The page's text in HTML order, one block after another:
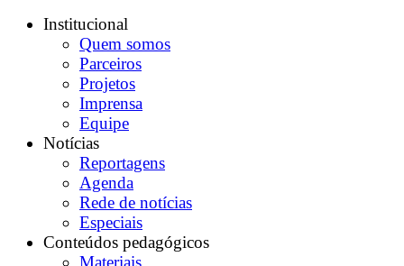
Institucional
Quem somos
Parceiros
Projetos
Imprensa
Equipe
Notícias
Reportagens
Agenda
Rede de notícias
Especiais
Conteúdos pedagógicos
Materiais